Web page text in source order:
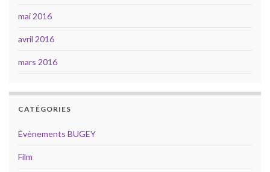
mai 2016
avril 2016
mars 2016
CATÉGORIES
Évènements BUGEY
Film